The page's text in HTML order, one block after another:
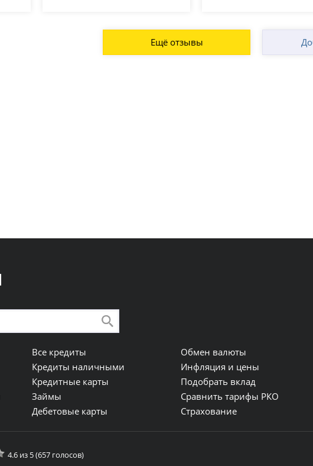
Ещё отзывы
Все кредиты
Кредиты наличными
Кредитные карты
Займы
Дебетовые карты
Обмен валюты
Инфляция и цены
Подобрать вклад
Сравнить тарифы РКО
Страхование
4.6 из 5 (657 голосов)